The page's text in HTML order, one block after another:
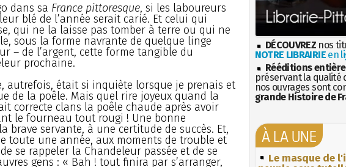
dans sa France pittoresque, si les laboureurs
blé de l’année serait carié. Et celui qui
qui ne la laisse pas tomber à terre ou qui ne
sous la forme navrante de quelque linge
– de l’argent, cette forme tangible du
prochaine.
autrefois, était si inquiète lorsque je prenais et
de la poêle. Mais quel rire joyeux quand la
correcte clans la poêle chaude après avoir
le fourneau tout rougi ! Une bonne
brave servante, à une certitude de succès. Et,
toute une année, aux moments de trouble et
se rappeler la Chandeleur passée et de se
gens : « Bah ! tout finira par s’arranger,
DÉCOUVREZ nos
NOTRE LIBRAIRIEen
Rééditions
préservant la qualité
nos ouvrages sont
grande Histoire de
À LA UNE
Le masque de